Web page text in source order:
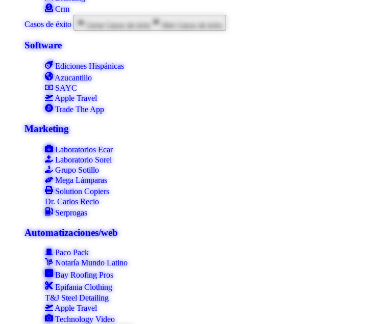
Crm
Casos de éxito
Cerrar Casos de éxito Abrir Casos de éxito
Software
Ediciones Hispánicas
Azucantillo
SAYC
Apple Travel
Trade The App
Marketing
Laboratorios Ecar
Laboratorio Sorel
Grupo Sotillo
Mega Lámparas
Solution Copiers
Dr. Carlos Recio
Serprogas
Automatizaciones/web
Paco Pack
Notaría Mundo Latino
Bay Roofing Pros
Epifania Clothing
T&J Steel Detailing
Apple Travel
Technology Video